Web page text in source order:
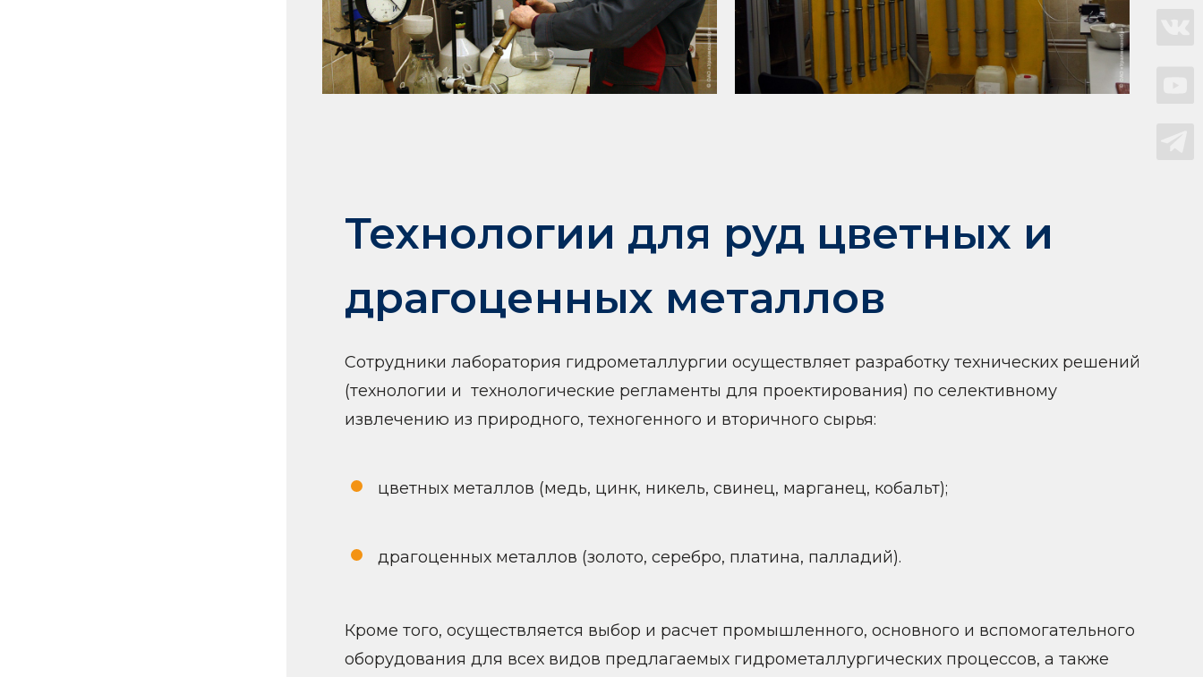
Технологии для руд цветных и
драгоценных металлов
Сотрудники лаборатория гидрометаллургии осуществляет разработку технических решений
(технологии и технологические регламенты для проектирования) по селективному
извлечению из природного, техногенного и вторичного сырья:
цветных металлов (медь, цинк, никель, свинец, марганец, кобальт);
драгоценных металлов (золото, серебро, платина, палладий).
Кроме того, осуществляется выбор и расчет промышленного, основного и вспомогательного
оборудования для всех видов предлагаемых гидрометаллургических процессов, а также